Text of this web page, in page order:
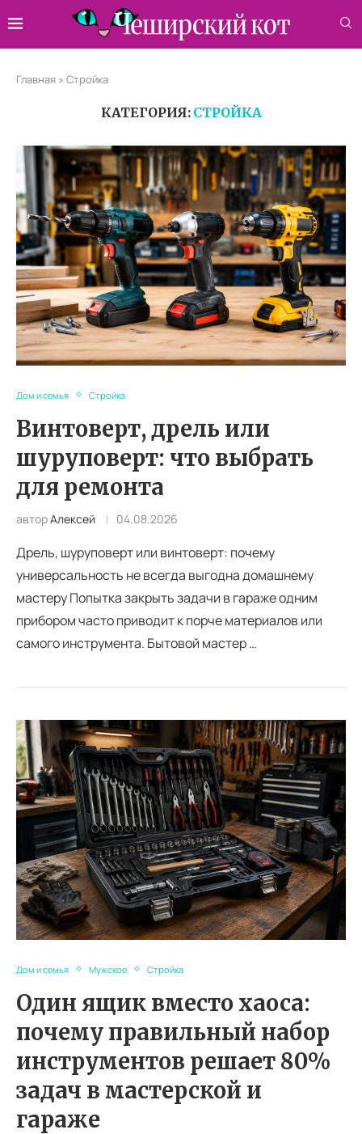
Главная » Стройка
КАТЕГОРИЯ: СТРОЙКА
Дом и семья Стройка
Винтоверт, дрель или
шуруповерт: что выбрать
для ремонта
авторАлексей 04.08.2026
Дрель, шуруповерт или винтоверт: почему
универсальность не всегда выгодна домашнему
мастеру Попытка закрыть задачи в гараже одним
прибором часто приводит к порче материалов или
самого инструмента. Бытовой мастер …
Дом и семья Мужское Стройка
Один ящик вместо хаоса:
почему правильный набор
инструментов решает 80%
задач в мастерской и
гараже